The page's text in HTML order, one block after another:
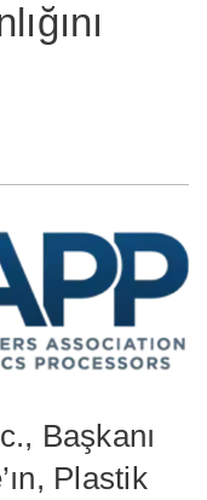
Başkanı
Plastik